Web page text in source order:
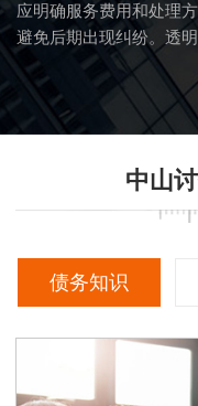
应明确服务费用和处理方
避免后期出现纠纷。透
用标准也体现了讨债公司
信度。
中山
债务知识